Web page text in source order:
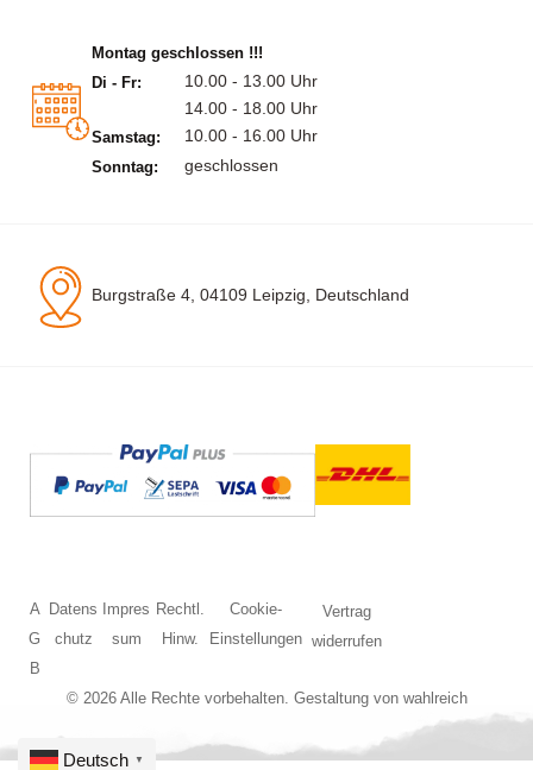
Montag geschlossen !!!
Di - Fr:
10.00 - 13.00 Uhr
14.00 - 18.00 Uhr
Samstag: 10.00 - 16.00 Uhr
Sonntag: geschlossen
Burgstraße 4, 04109 Leipzig, Deutschland
© 2026 Alle Rechte vorbehalten. Gestaltung von wahlreich
A
G
B
Datens
chutz
Impres
sum
Rechtl.
Hinw.
Cookie-
Einstellungen
Vertrag
widerrufen
Deutsch ▼